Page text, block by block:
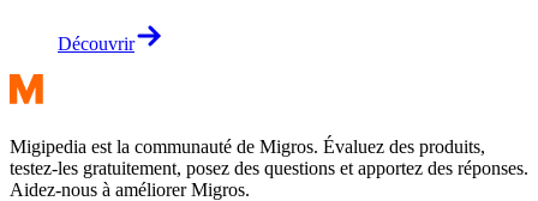
Découvrir
Migipedia est la communauté de Migros. Évaluez des produits,
testez-les gratuitement, posez des questions et apportez des réponses.
Aidez-nous à améliorer Migros.